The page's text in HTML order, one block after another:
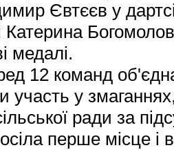
Євтєєв у
Катерина
медалі.
12 команд
участь у
ради за
перше місце